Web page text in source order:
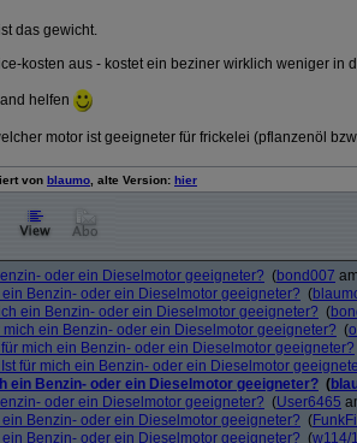
das gewicht.
kosten aus - kostet ein beziner wirklich weniger in
helfen
motor ist geeigneter für frickelei (pflanzenöl
von blaumo , alte Version: hier
oder ein Dieselmotor geeigneter? (bond007
ein Benzin- oder ein Dieselmotor geeigneter? (
ein Benzin- oder ein Dieselmotor geeigneter? (
mich ein Benzin- oder ein Dieselmotor geeigneter? (
für mich ein Benzin- oder ein Dieselmotor geeigneter?
Ist für mich ein Benzin- oder ein Dieselmotor
ein Benzin- oder ein Dieselmotor geeigneter? (
oder ein Dieselmotor geeigneter? (User6465
ein Benzin- oder ein Dieselmotor geeigneter? (
ein Benzin- oder ein Dieselmotor geeigneter? (w114/